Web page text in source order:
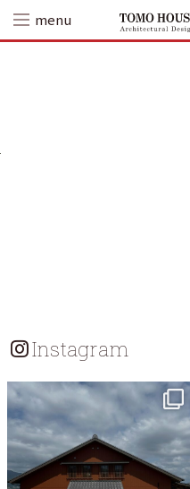
content
menu
Instagram
tomohouseinc